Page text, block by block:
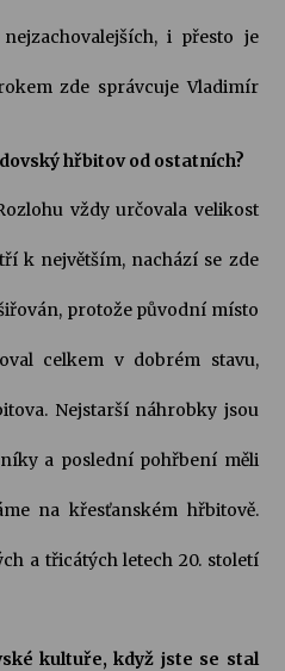
i přesto je
zde správcuje Vladimír
hřbitov od ostatních?
vždy určovala velikost
k největším, nachází se zde
protože původní místo
celkem v dobrém stavu,
Nejstarší náhrobky jsou
a poslední pohřbení měli
na křesťanském hřbitově.
a třicátých letech 20. století
kultuře, když jste se stal